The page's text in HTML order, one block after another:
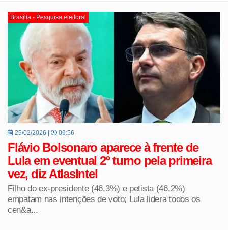
Brasília - Pesquisa eleitoral
25/02/2026 | 09:56
Flávio Bolsonaro aparece à frente de
Lula em eventual 2º turno pela primeira
vez, diz AtlasIntel
Filho do ex-presidente (46,3%) e petista (46,2%)
empatam nas intenções de voto; Lula lidera todos os
cen&a...